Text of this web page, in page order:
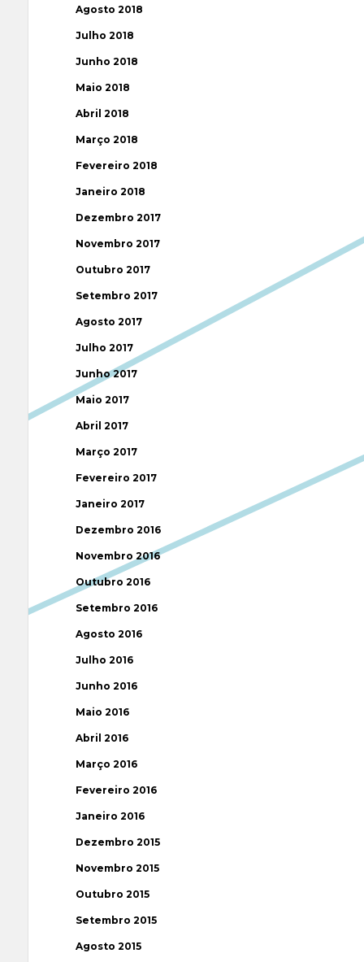
Agosto 2018
Julho 2018
Junho 2018
Maio 2018
Abril 2018
Março 2018
Fevereiro 2018
Janeiro 2018
Dezembro 2017
Novembro 2017
Outubro 2017
Setembro 2017
Agosto 2017
Julho 2017
Junho 2017
Maio 2017
Abril 2017
Março 2017
Fevereiro 2017
Janeiro 2017
Dezembro 2016
Novembro 2016
Outubro 2016
Setembro 2016
Agosto 2016
Julho 2016
Junho 2016
Maio 2016
Abril 2016
Março 2016
Fevereiro 2016
Janeiro 2016
Dezembro 2015
Novembro 2015
Outubro 2015
Setembro 2015
Agosto 2015